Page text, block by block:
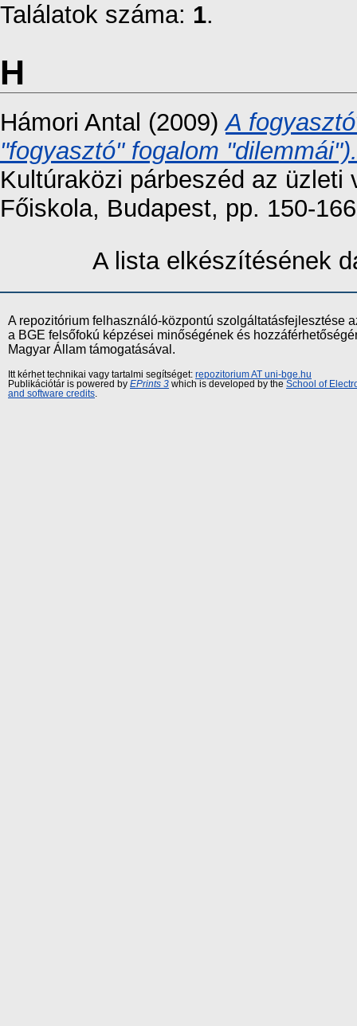
Találatok száma: 1.
H
Hámori Antal (2009)A
"fogyasztó" fogalom "dilemmái").
Kultúraközi párbeszéd az
Főiskola, Budapest, pp. 150-
A lista elkészítésének
A repozitórium felhasználó-központú szolgáltatásfejlesztése
a BGE felsőfokú képzései minőségének és
Magyar Állam támogatásával.
Itt kérhet technikai vagy tartalmi segítséget: repozitorium AT uni-bge.hu
Publikációtár is powered by EPrints 3 which is developed by the School of
and software credits